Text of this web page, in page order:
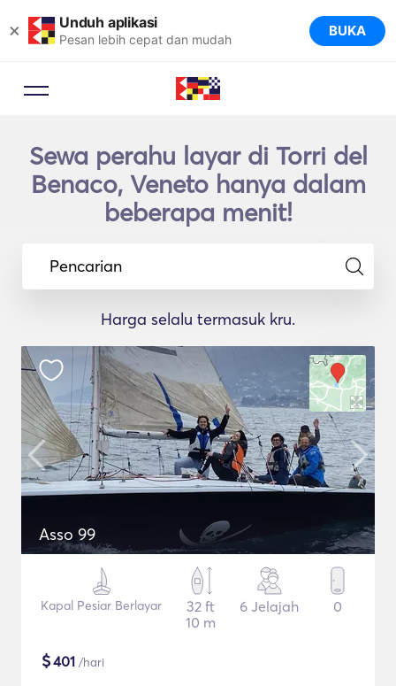
× Unduh aplikasi
Pesan lebih cepat dan mudah BUKA
Sewa perahu layar di Torri del
Benaco, Veneto hanya dalam
beberapa menit!
Pencarian
Harga selalu termasuk kru.
Asso 99
Kapal Pesiar Berlayar
32 ft
10 m
6 Jelajah 0
$401 /hari